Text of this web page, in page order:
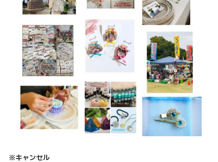
※キャンセル